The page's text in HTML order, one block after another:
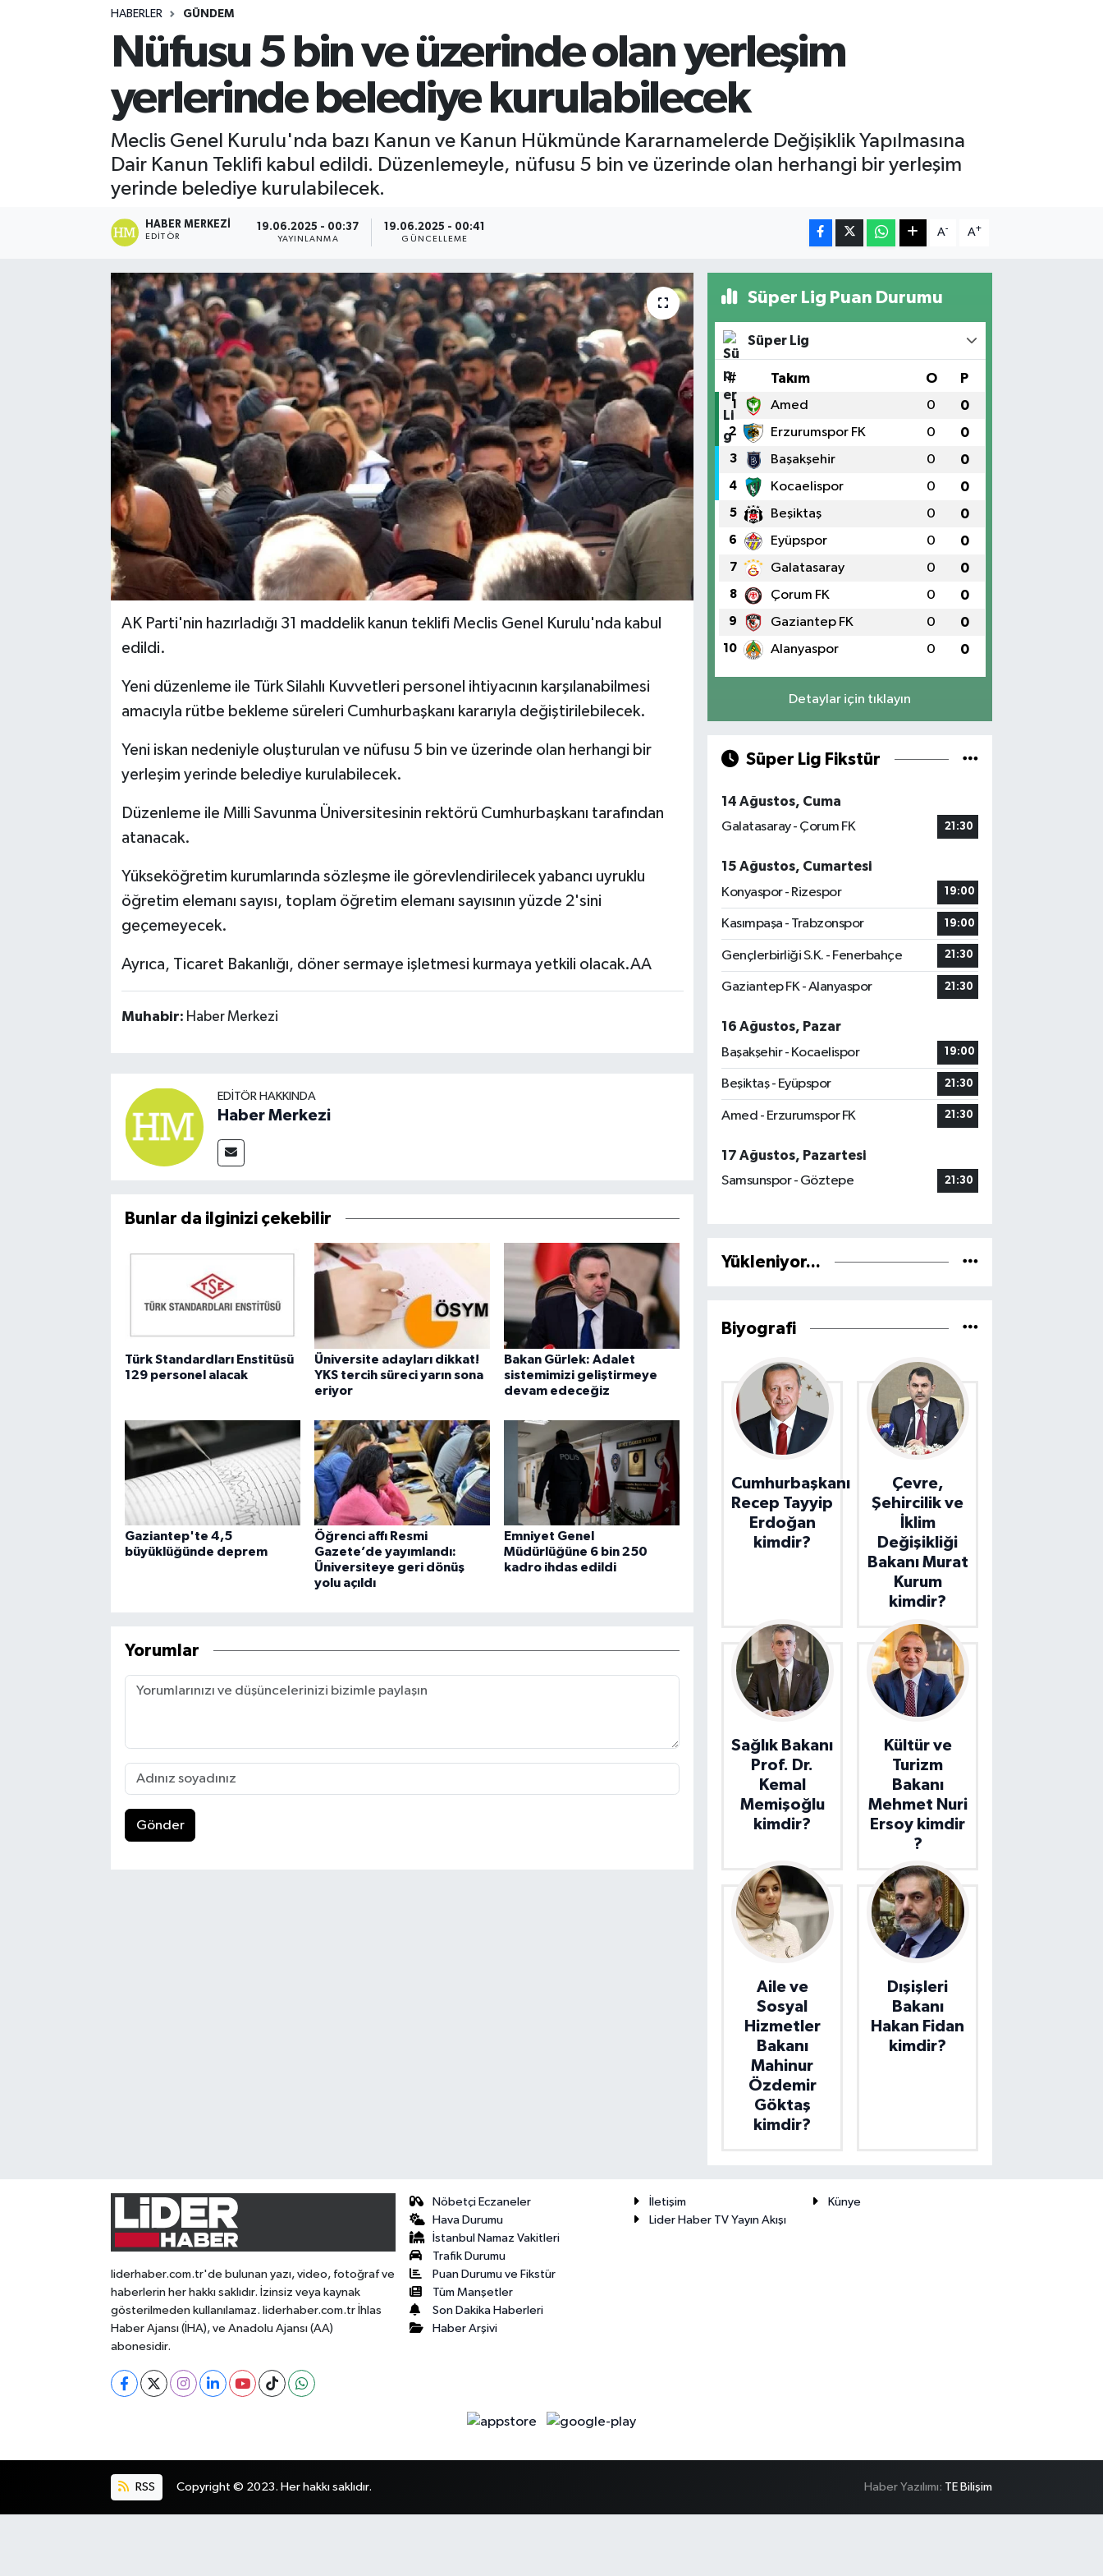
HABERLER GÜNDEM
Nüfusu 5 bin ve üzerinde olan yerleşim
yerlerinde belediye kurulabilecek
Meclis Genel Kurulu'nda bazı Kanun ve Kanun Hükmünde Kararnamelerde Değişiklik Yapılmasına
Dair Kanun Teklifi kabul edildi. Düzenlemeyle, nüfusu 5 bin ve üzerinde olan herhangi bir yerleşim
yerinde belediye kurulabilecek.
HABER MERKEZI
EDITÖR
19.06.2025 - 00:37
YAYINLANMA
19.06.2025 - 00:41
GÜNCELLEME
A- A+
AK Parti'nin hazırladığı 31 maddelik kanun teklifi Meclis Genel Kurulu'nda kabul
edildi.
Yeni düzenleme ile Türk Silahlı Kuvvetleri personel ihtiyacının karşılanabilmesi
amacıyla rütbe bekleme süreleri Cumhurbaşkanı kararıyla değiştirilebilecek.
Yeni iskan nedeniyle oluşturulan ve nüfusu 5 bin ve üzerinde olan herhangi bir
yerleşim yerinde belediye kurulabilecek.
Düzenleme ile Milli Savunma Üniversitesinin rektörü Cumhurbaşkanı tarafından
atanacak.
Yükseköğretim kurumlarında sözleşme ile görevlendirilecek yabancı uyruklu
öğretim elemanı sayısı, toplam öğretim elemanı sayısının yüzde 2'sini
geçemeyecek.
Ayrıca, Ticaret Bakanlığı, döner sermaye işletmesi kurmaya yetkili olacak.AA
Muhabir: Haber Merkezi
EDITÖR HAKKINDA
Haber Merkezi
Bunlar da ilginizi çekebilir
Türk Standardları Enstitüsü
129 personel alacak
Üniversite adayları dikkat!
YKS tercih süreci yarın sona
eriyor
Bakan Gürlek: Adalet
sistemimizi geliştirmeye
devam edeceğiz
Gaziantep'te 4,5
büyüklüğünde deprem
Öğrenci affı Resmi
Gazete’de yayımlandı:
Üniversiteye geri dönüş
yolu açıldı
Emniyet Genel
Müdürlüğüne 6 bin 250
kadro ihdas edildi
Yorumlar
Gönder
Süper Lig Puan Durumu
Süper Lig
# Takım O P
1 Amed 0 0
2 Erzurumspor FK 0 0
3 Başakşehir 0 0
4 Kocaelispor 0 0
5 Beşiktaş 0 0
6 Eyüpspor 0 0
7 Galatasaray 0 0
8 Çorum FK 0 0
9 Gaziantep FK 0 0
10 Alanyaspor 0 0
Detaylar için tıklayın
Süper Lig Fikstür
14 Ağustos, Cuma
Galatasaray - Çorum FK
21:30
15 Ağustos, Cumartesi
Konyaspor - Rizespor
19:00
Kasımpaşa - Trabzonspor 19:00
Gençlerbirliği S.K. - Fenerbahçe 21:30
Gaziantep FK - Alanyaspor 21:30
16 Ağustos, Pazar
Başakşehir - Kocaelispor
19:00
Beşiktaş - Eyüpspor 21:30
Amed - Erzurumspor FK 21:30
17 Ağustos, Pazartesi
Samsunspor - Göztepe
21:30
Yükleniyor...
Biyografi
Cumhurbaşkanı
Recep Tayyip
Erdoğan
kimdir?
Çevre,
Şehircilik ve
İklim
Değişikliği
Bakanı Murat
Kurum
kimdir?
Sağlık Bakanı
Prof. Dr.
Kemal
Memişoğlu
kimdir?
Kültür ve
Turizm
Bakanı
Mehmet Nuri
Ersoy kimdir
?
Aile ve
Sosyal
Hizmetler
Bakanı
Mahinur
Özdemir
Göktaş
kimdir?
Dışişleri
Bakanı
Hakan Fidan
kimdir?
liderhaber.com.tr'de bulunan yazı, video, fotoğraf ve
haberlerin her hakkı saklıdır. İzinsiz veya kaynak
gösterilmeden kullanılamaz. liderhaber.com.tr İhlas
Haber Ajansı (İHA), ve Anadolu Ajansı (AA)
abonesidir.
Nöbetçi Eczaneler
Hava Durumu
İstanbul Namaz Vakitleri
Trafik Durumu
Puan Durumu ve Fikstür
Tüm Manşetler
Son Dakika Haberleri
Haber Arşivi
İletişim
Künye
Lider Haber TV Yayın Akışı
RSS Copyright © 2023. Her hakkı saklıdır. Haber Yazılımı: TE Bilişim
Kültür - Sanat
Lider Haber TV Canlı Yayın izle